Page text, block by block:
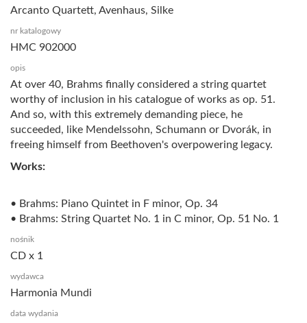
Arcanto Quartett, Avenhaus, Silke
nr katalogowy
HMC 902000
opis
At over 40, Brahms finally considered a string quartet
worthy of inclusion in his catalogue of works as op. 51.
And so, with this extremely demanding piece, he
succeeded, like Mendelssohn, Schumann or Dvorák, in
freeing himself from Beethoven's overpowering legacy.
Works:
• Brahms: Piano Quintet in F minor, Op. 34
• Brahms: String Quartet No. 1 in C minor, Op. 51 No. 1
nośnik
CD x 1
wydawca
Harmonia Mundi
data wydania